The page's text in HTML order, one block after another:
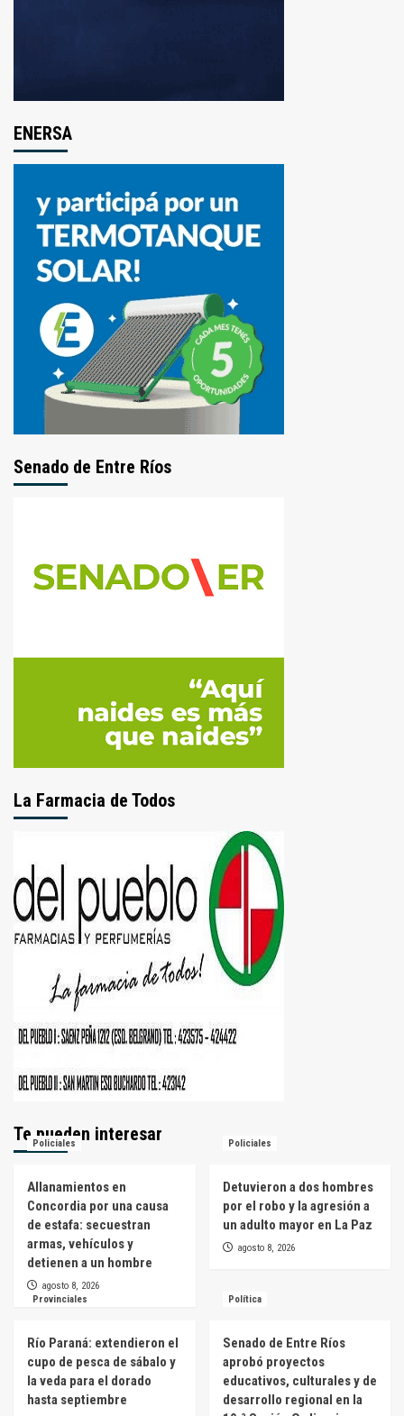
ENERSA
Senado de Entre Ríos
La Farmacia de Todos
Te pueden interesar
Policiales
Allanamientos en
Concordia por una causa
de estafa: secuestran
armas, vehículos y
detienen a un hombre
agosto 8, 2026
Policiales
Detuvieron a dos hombres
por el robo y la agresión a
un adulto mayor en La Paz
agosto 8, 2026
Provinciales
Río Paraná: extendieron el
cupo de pesca de sábalo y
la veda para el dorado
hasta septiembre
Política
Senado de Entre Ríos
aprobó proyectos
educativos, culturales y de
desarrollo regional en la